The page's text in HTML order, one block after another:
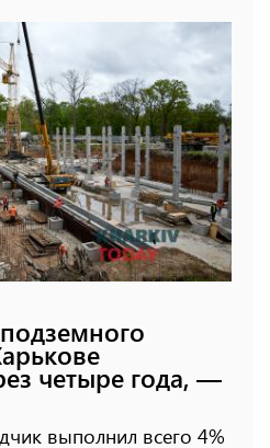
четыре года, —
выполнил всего 4%